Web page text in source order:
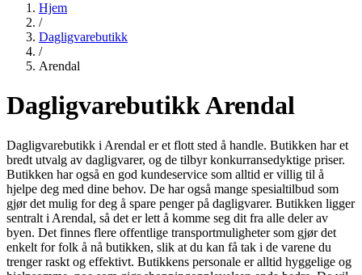
Hjem
/
Dagligvarebutikk
/
Arendal
Dagligvarebutikk Arendal
Dagligvarebutikk i Arendal er et flott sted å handle. Butikken har et
bredt utvalg av dagligvarer, og de tilbyr konkurransedyktige priser.
Butikken har også en god kundeservice som alltid er villig til å
hjelpe deg med dine behov. De har også mange spesialtilbud som
gjør det mulig for deg å spare penger på dagligvarer. Butikken ligger
sentralt i Arendal, så det er lett å komme seg dit fra alle deler av
byen. Det finnes flere offentlige transportmuligheter som gjør det
enkelt for folk å nå butikken, slik at du kan få tak i de varene du
trenger raskt og effektivt. Butikkens personale er alltid hyggelige og